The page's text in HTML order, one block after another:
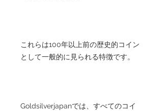
これらは100年以上前の歴史的コイン
として一般的に見られる特徴です。
Goldsilverjapanでは、すべてのコイ